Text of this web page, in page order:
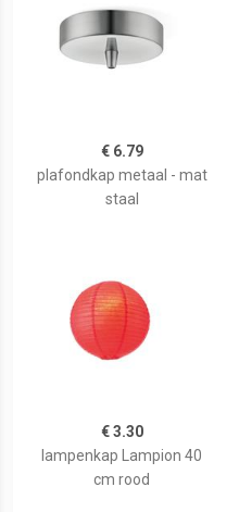
€ 6.79
plafondkap metaal - mat
staal
€ 3.30
lampenkap Lampion 40
cm rood